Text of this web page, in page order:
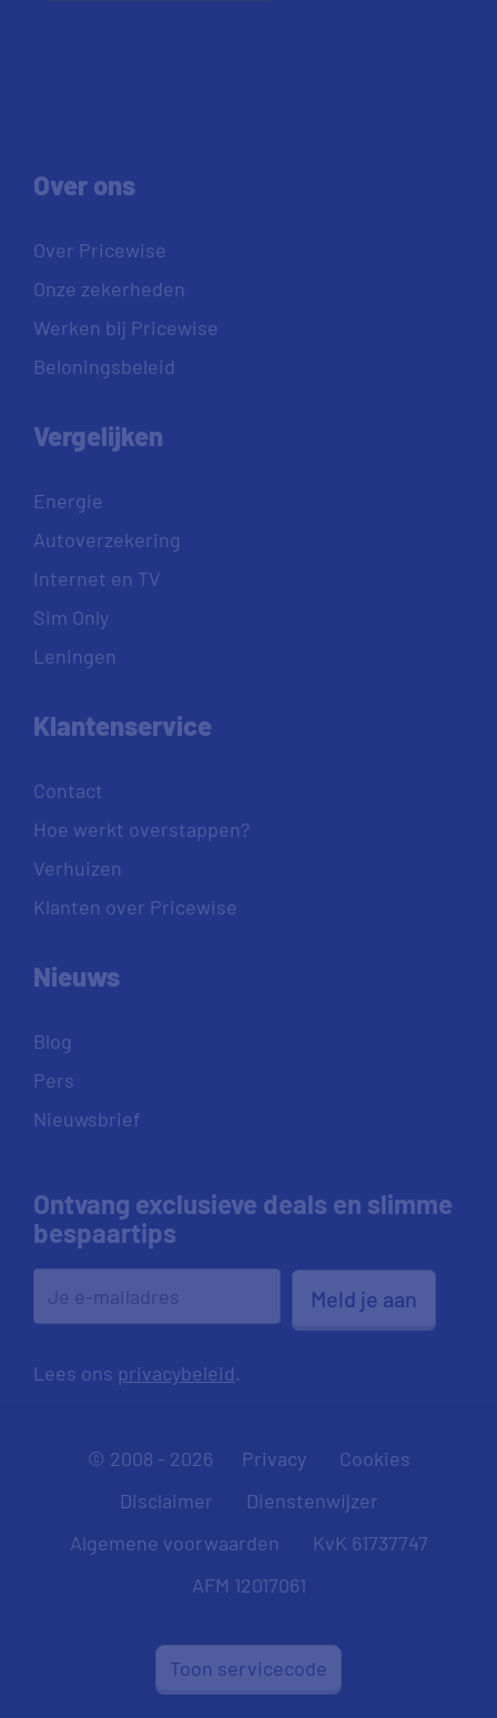
Over ons
Over Pricewise
Onze zekerheden
Werken bij Pricewise
Beloningsbeleid
Vergelijken
Energie
Autoverzekering
Internet en TV
Sim Only
Leningen
Klantenservice
Contact
Hoe werkt overstappen?
Verhuizen
Klanten over Pricewise
Nieuws
Blog
Pers
Nieuwsbrief
Ontvang exclusieve deals en slimme
bespaartips
Meld je aan
Lees ons privacybeleid.
© 2008 - 2026 Privacy
Cookies
Disclaimer
Dienstenwijzer
Algemene voorwaarden
KvK 61737747
AFM 12017061
Toon servicecode